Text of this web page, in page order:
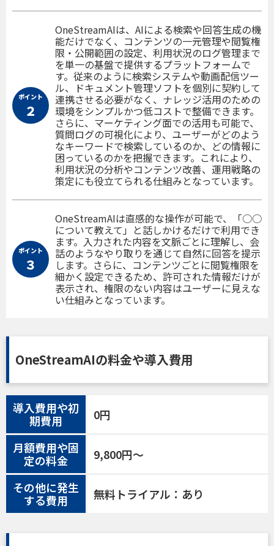
ポイント
２
OneStreamAIは、AIによる検索や回答生成の機
能だけでなく、コンテンツの一元管理や閲覧権
限・公開範囲の設定、利用状況のログ管理まで
を単一の基盤で提供するプラットフォームで
す。従来のように検索システムや動画配信ツー
ル、ドキュメント管理ソフトを個別に契約して
連携させる必要がなく、ナレッジ活用のための
環境をシンプルかつ低コストで整備できます。
さらに、マーケティング面での活用も可能で、
質問ログの可視化により、ユーザーがどのよう
なキーワードで検索しているのか、どの情報に
困っているのかを把握できます。これにより、
利用状況の分析やコンテンツ改善、運用戦略の
策定にも役立てられる仕組みとなっています。
ポイント
３
OneStreamAIは直感的な操作が可能で、「○○
について教えて」と話しかけるだけで利用でき
ます。入力された内容を文脈ごとに理解し、会
話のようなやり取りを通じて自然に回答を提示
します。さらに、コンテンツごとに閲覧権限を
細かく設定できるため、許可された情報だけが
表示され、権限のない内容はユーザーに見えな
い仕組みとなっています。
OneStreamAIの料金や導入費用
導入費用や初
期費用
0円
月額費用や固
定の料金
9,800円〜
その他に発生
する費用
無料トライアル：あり